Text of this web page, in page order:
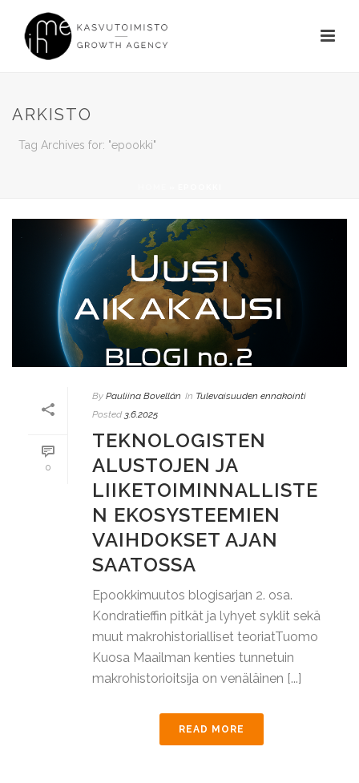
ARKISTO
Tag Archives for: "epookki"
0
By Pauliina Bovellán In Tulevaisuuden ennakointi
Posted 3.6.2025
TEKNOLOGISTEN
ALUSTOJEN JA
LIIKETOIMINNALLISTE
N EKOSYSTEEMIEN
VAIHDOKSET AJAN
SAATOSSA
Epookkimuutos blogisarjan 2. osa.
Kondratieffin pitkät ja lyhyet syklit sekä
muut makrohistorialliset teoriatTuomo
Kuosa Maailman kenties tunnetuin
makrohistorioitsija on venäläinen [...]
READ MORE